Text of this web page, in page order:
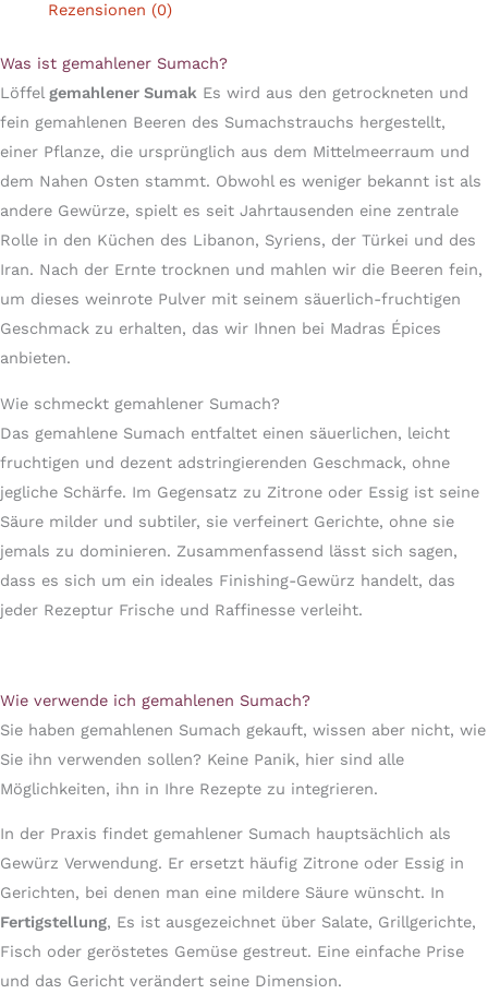
Rezensionen (0)
Was ist gemahlener Sumach?
Löffelgemahlener Sumak Es wird aus den getrockneten und
fein gemahlenen Beeren des Sumachstrauchs hergestellt,
einer Pflanze, die ursprünglich aus dem Mittelmeerraum und
dem Nahen Osten stammt. Obwohl es weniger bekannt ist als
andere Gewürze, spielt es seit Jahrtausenden eine zentrale
Rolle in den Küchen des Libanon, Syriens, der Türkei und des
Iran. Nach der Ernte trocknen und mahlen wir die Beeren fein,
um dieses weinrote Pulver mit seinem säuerlich-fruchtigen
Geschmack zu erhalten, das wir Ihnen bei Madras Épices
anbieten.
Wie schmeckt gemahlener Sumach?
Das gemahlene Sumach entfaltet einen säuerlichen, leicht
fruchtigen und dezent adstringierenden Geschmack, ohne
jegliche Schärfe. Im Gegensatz zu Zitrone oder Essig ist seine
Säure milder und subtiler, sie verfeinert Gerichte, ohne sie
jemals zu dominieren. Zusammenfassend lässt sich sagen,
dass es sich um ein ideales Finishing-Gewürz handelt, das
jeder Rezeptur Frische und Raffinesse verleiht.
Wie verwende ich gemahlenen Sumach?
Sie haben gemahlenen Sumach gekauft, wissen aber nicht, wie
Sie ihn verwenden sollen? Keine Panik, hier sind alle
Möglichkeiten, ihn in Ihre Rezepte zu integrieren.
In der Praxis findet gemahlener Sumach hauptsächlich als
Gewürz Verwendung. Er ersetzt häufig Zitrone oder Essig in
Gerichten, bei denen man eine mildere Säure wünscht. In
Fertigstellung, Es ist ausgezeichnet über Salate, Grillgerichte,
Fisch oder geröstetes Gemüse gestreut. Eine einfache Prise
und das Gericht verändert seine Dimension.